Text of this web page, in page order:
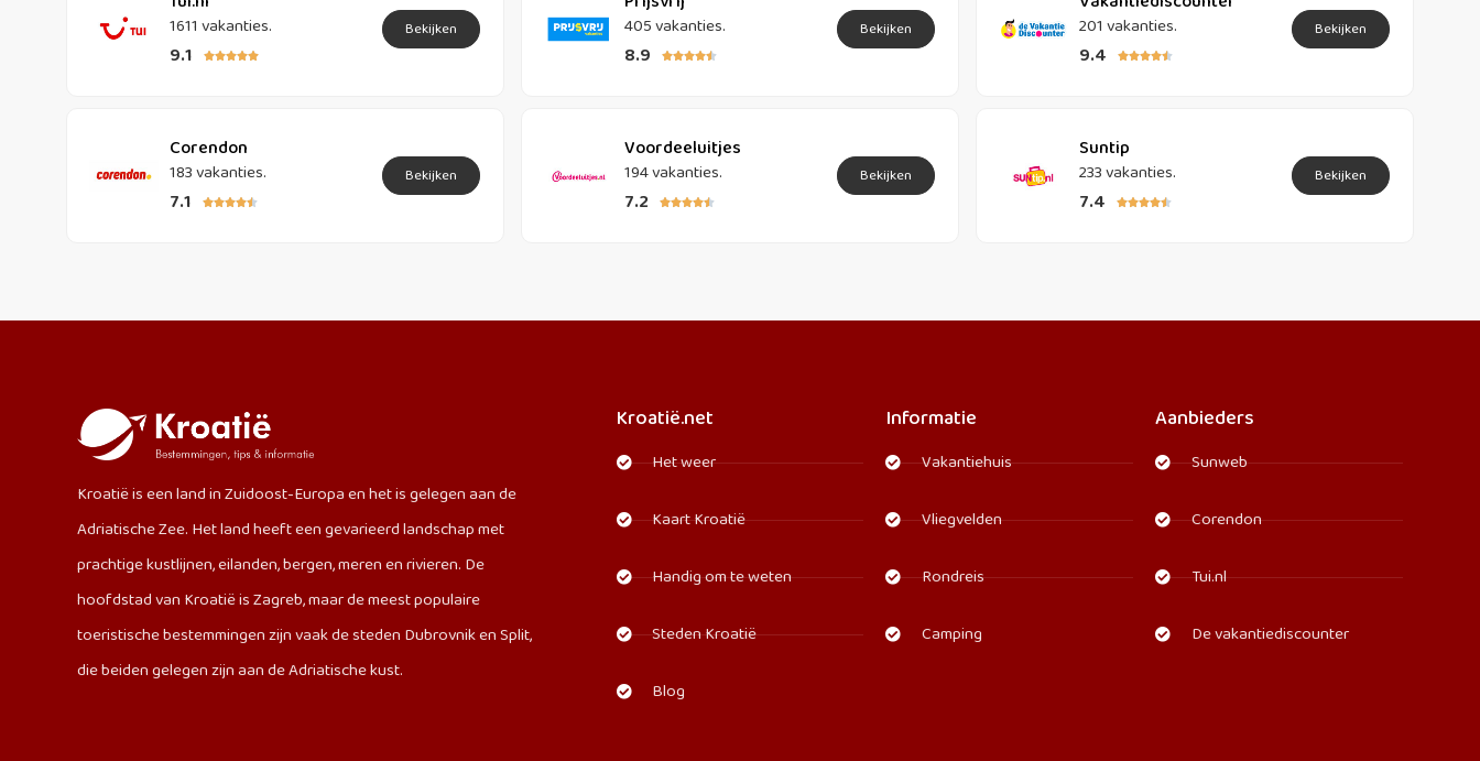
1611 vakanties.
9.1 
Bekijken 405 vakanties.
8.9 
Bekijken 201 vakanties.
9.4 
Bekijken
Corendon
183 vakanties.
7.1 
Bekijken
Voordeeluitjes
194 vakanties.
7.2 
Bekijken
Suntip
233 vakanties.
7.4 
Bekijken
Kroatië is een land in Zuidoost-Europa en het is gelegen aan de
Adriatische Zee. Het land heeft een gevarieerd landschap met
prachtige kustlijnen, eilanden, bergen, meren en rivieren. De
hoofdstad van Kroatië is Zagreb, maar de meest populaire
toeristische bestemmingen zijn vaak de steden Dubrovnik en Split,
die beiden gelegen zijn aan de Adriatische kust.
Kroatië.net
Het weer
Kaart Kroatië
Handig om te weten
Steden Kroatië
Blog
Informatie
Vakantiehuis
Vliegvelden
Rondreis
Camping
Aanbieders
Sunweb
Corendon
Tui.nl
De vakantiediscounter